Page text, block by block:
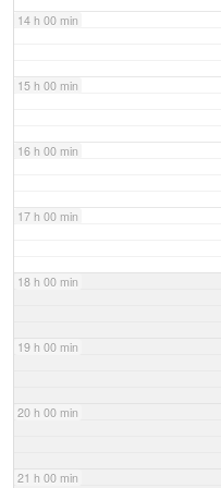
14 h 00 min
15 h 00 min
16 h 00 min
17 h 00 min
18 h 00 min
19 h 00 min
20 h 00 min
21 h 00 min